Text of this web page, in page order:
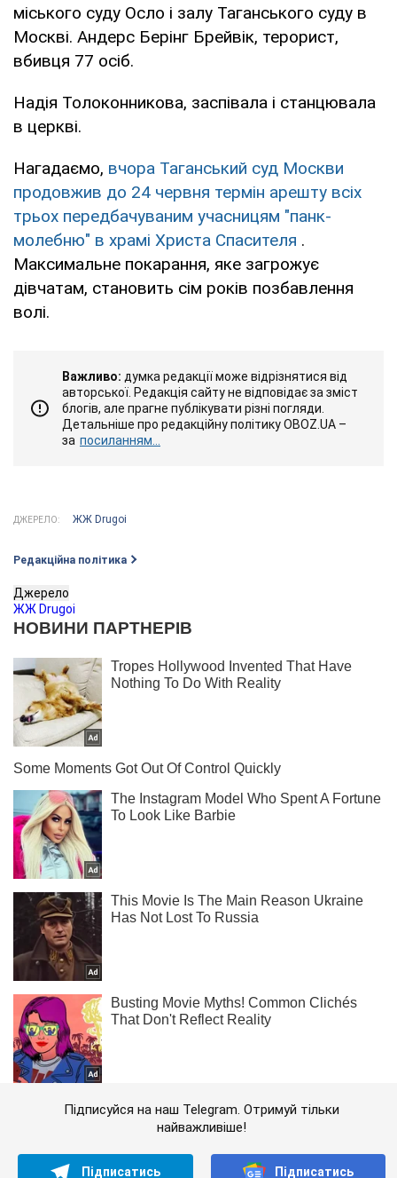
міського суду Осло і залу Таганського суду в
Москві. Андерс Берінг Брейвік, терорист,
вбивця 77 осіб.
Надія Толоконникова, заспівала і станцювала
в церкві.
Нагадаємо, вчора Таганський суд Москви
продовжив до 24 червня термін арешту всіх
трьох передбачуваним учасницям "панк-
молебню" в храмі Христа Спасителя .
Максимальне покарання, яке загрожує
дівчатам, становить сім років позбавлення
волі.
Важливо: думка редакції може відрізнятися від
авторської. Редакція сайту не відповідає за зміст
блогів, але прагне публікувати різні погляди.
Детальніше про редакційну політику OBOZ.UA –
за посиланням...
ДЖЕРЕЛО: ЖЖ Drugoi
Редакційна політика
Джерело
ЖЖ Drugoi
Підписуйся на наш Telegram. Отримуй тільки
найважливіше!
Підписатись Підписатись